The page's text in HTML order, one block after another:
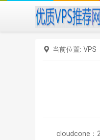
当前位置: VPS
cloudcone：